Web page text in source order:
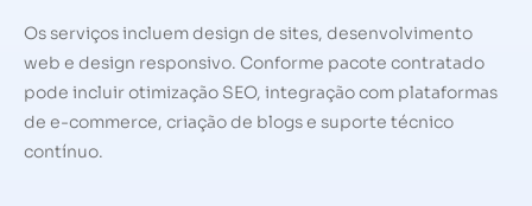
Os serviços incluem design de sites, desenvolvimento
web e design responsivo. Conforme pacote contratado
pode incluir otimização SEO, integração com plataformas
de e-commerce, criação de blogs e suporte técnico
contínuo.